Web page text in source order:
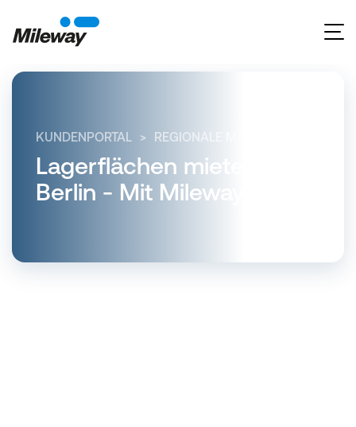
KUNDENPORTAL REGIONALE MÄRKTE
Lagerflächen mieten in
Berlin - Mit Mileway